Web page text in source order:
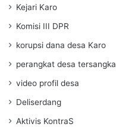
Kejari Karo
Komisi III DPR
korupsi dana desa Karo
perangkat desa tersangka
video profil desa
Deliserdang
Aktivis KontraS